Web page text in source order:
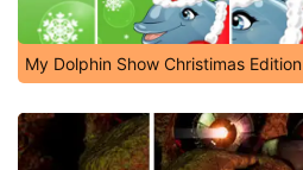
My Dolphin Show Christimas Edition